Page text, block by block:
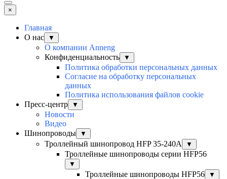
×
Главная
О нас
▼
О компании Anneng
Конфиденциальность
▼
Политика обработки персональных данных
Согласие на обработку персональных
данных
Политика использования файлов cookie
Пресс-центр
▼
Новости
Видео
Шинопроводы
▼
Троллейный шинопровод HFP 35-240А ▼
Троллейные шинопроводы серии HFP56
▼
Троллейные шинопроводы HFP56 ▼